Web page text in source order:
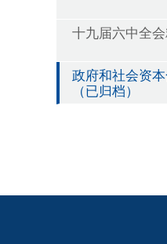
十九届六中全会
政府和社会资本
（已归档）